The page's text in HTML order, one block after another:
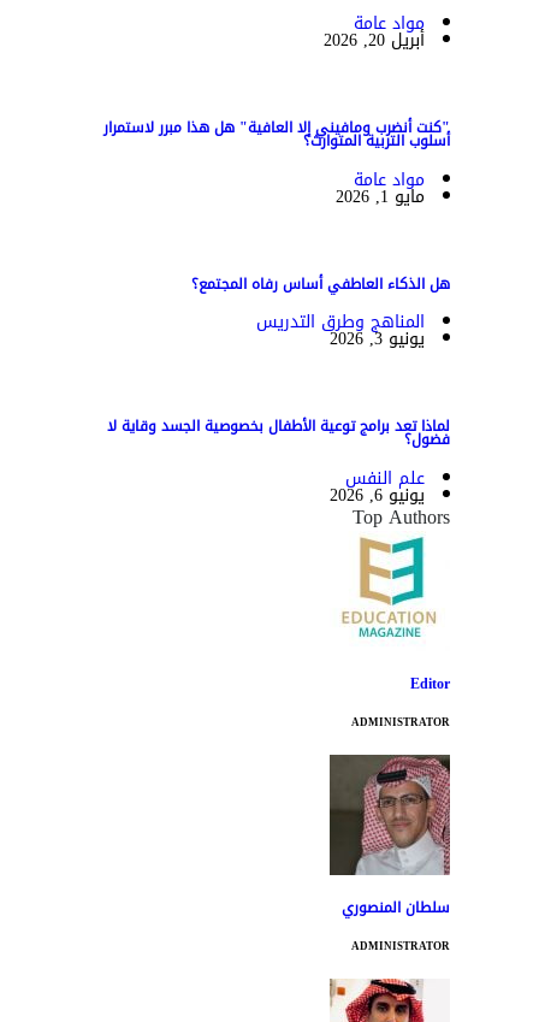
مواد عامة
أبريل 20, 2026
"كنت أنضرب ومافيني إلا العافية" هل هذا مبرر لاستمرار
أسلوب التربية المتوارث؟
مواد عامة
مايو 1, 2026
هل الذكاء العاطفي أساس رفاه المجتمع؟
المناهج وطرق التدريس
يونيو 3, 2026
لماذا تعد برامج توعية الأطفال بخصوصية الجسد وقاية لا
فضول؟
علم النفس
يونيو 6, 2026
Top Authors
Editor
ADMINISTRATOR
سلطان المنصوري
ADMINISTRATOR